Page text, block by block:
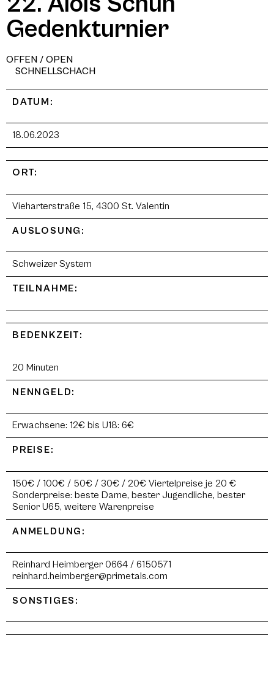
Gedenkturnier
OFFEN / OPEN
SCHNELLSCHACH
DATUM:
18.06.2023
ORT:
Vieharterstraße 15, 4300 St. Valentin
AUSLOSUNG:
Schweizer System
TEILNAHME:
BEDENKZEIT:
20 Minuten
NENNGELD:
Erwachsene: 12€ bis U18: 6€
PREISE:
150€ / 100€ / 50€ / 30€ / 20€ Viertelpreise je 20 €
Sonderpreise: beste Dame, bester Jugendliche, bester
Senior U65, weitere Warenpreise
ANMELDUNG:
Reinhard Heimberger 0664 / 6150571
reinhard.heimberger@primetals.com
SONSTIGES: